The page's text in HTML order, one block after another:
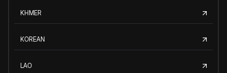
KHMER
KOREAN
LAO